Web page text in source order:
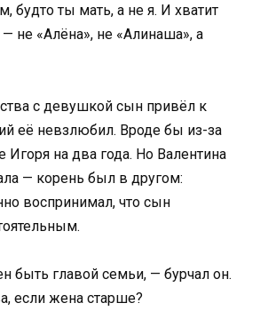
будто ты мать, а не я. И хватит
не «Алёна», не «Алинаша», а
с девушкой сын привёл к
её невзлюбил. Вроде бы из-за
Игоря на два года. Но Валентина
— корень был в другом:
воспринимал, что сын
быть главой семьи, — бурчал он.
если жена старше?